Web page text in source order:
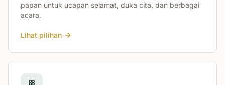
papan untuk ucapan selamat, duka cita, dan berbagai
acara.
Lihat pilihan